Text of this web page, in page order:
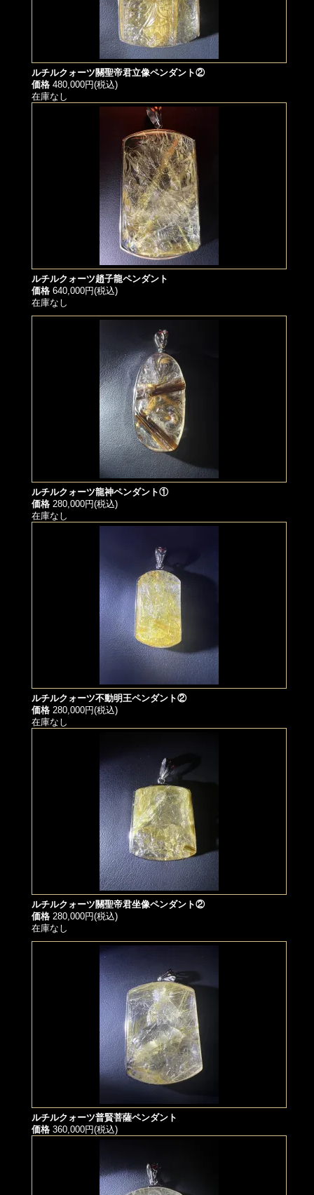
ルチルクォーツ關聖帝君立像ペンダント②
価格 480,000円(税込)
在庫なし
ルチルクォーツ趙子龍ペンダント
価格 640,000円(税込)
在庫なし
ルチルクォーツ龍神ペンダント①
価格 280,000円(税込)
在庫なし
ルチルクォーツ不動明王ペンダント②
価格 280,000円(税込)
在庫なし
ルチルクォーツ關聖帝君坐像ペンダント②
価格 280,000円(税込)
在庫なし
ルチルクォーツ普賢菩薩ペンダント
価格 360,000円(税込)